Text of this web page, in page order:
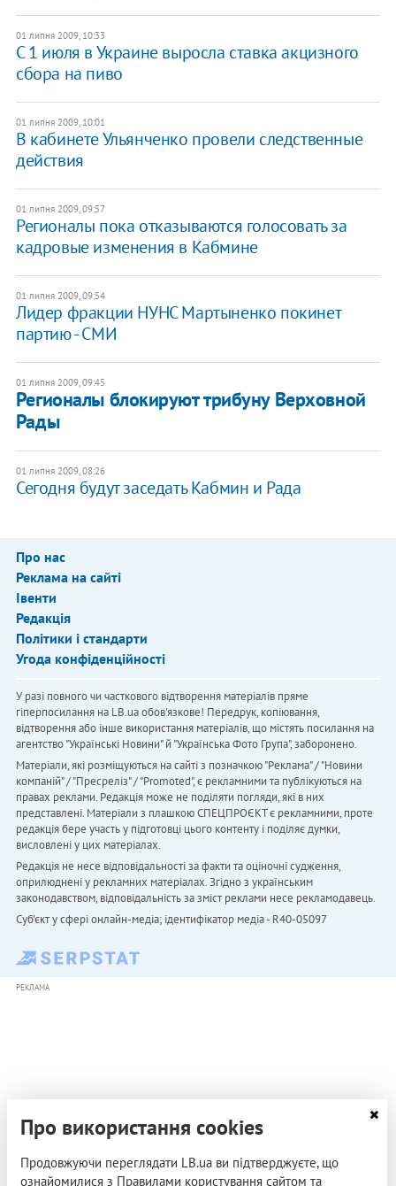
01 липня 2009, 10:33
С 1 июля в Украине выросла ставка акцизного
сбора на пиво
01 липня 2009, 10:01
В кабинете Ульянченко провели следственные
действия
01 липня 2009, 09:57
Регионалы пока отказываются голосовать за
кадровые изменения в Кабмине
01 липня 2009, 09:54
Лидер фракции НУНС Мартыненко покинет
партию - СМИ
01 липня 2009, 09:45
Регионалы блокируют трибуну Верховной
Рады
01 липня 2009, 08:26
Сегодня будут заседать Кабмин и Рада
Про нас
Реклама на сайті
Івенти
Редакція
Політики і стандарти
Угода конфіденційності
У разі повного чи часткового відтворення матеріалів пряме
гіперпосилання на LB.ua обов'язкове! Передрук, копіювання,
відтворення або інше використання матеріалів, що містять посилання на
агентство "Українськi Новини" й "Українська Фото Група", заборонено.
Матеріали, які розміщуються на сайті з позначкою "Реклама" / "Новини
компаній" / "Пресреліз" / "Promoted", є рекламними та публікуються на
правах реклами. Редакція може не поділяти погляди, які в них
представлені. Матеріали з плашкою СПЕЦПРОЄКТ є рекламними, проте
редакція бере участь у підготовці цього контенту і поділяє думки,
висловлені у цих матеріалах.
Редакція не несе відповідальності за факти та оціночні судження,
оприлюднені у рекламних матеріалах. Згідно з українським
законодавством, відповідальність за зміст реклами несе рекламодавець.
Cуб'єкт у сфері онлайн-медіа; ідентифікатор медіа - R40-05097
РЕКЛАМА
Про використання cookies
Продовжуючи переглядати LB.ua ви підтверджуєте, що
ознайомилися з Правилами користування сайтом та